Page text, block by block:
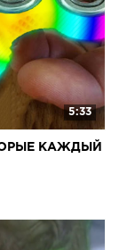
5:33
КАЖДЫЙ